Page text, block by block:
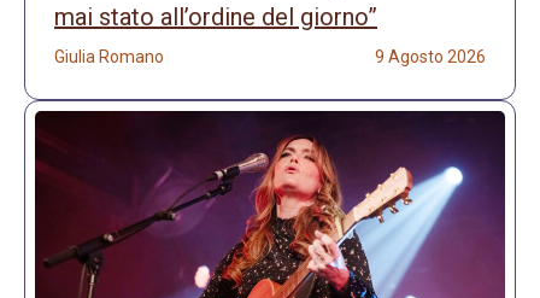
mai stato all’ordine del giorno”
Giulia Romano 9 Agosto 2026